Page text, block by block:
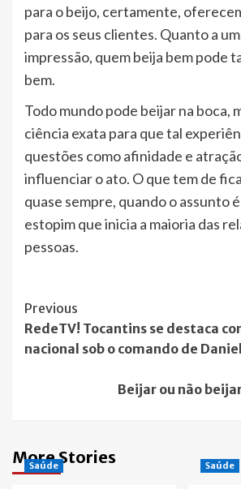
para o beijo, certamente,
para os seus clientes. Quanto a
impressão, quem beija bem pode
bem.
Todo mundo pode beijar na boca,
ciência exata para que tal
questões como afinidade e
influenciar o ato. O que tem de
quase sempre, quando o assunto
estopim que inicia a maioria das
pessoas.
Post
Navigation
Previous
RedeTV! Tocantins se destaca
nacional sob o comando de
Beijar ou não
More Stories
Saúde Saúde